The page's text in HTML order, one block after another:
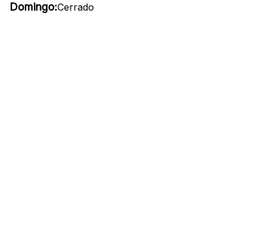
Domingo:Cerrado